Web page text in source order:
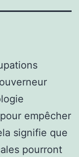
empêcher
signifie que
pourront